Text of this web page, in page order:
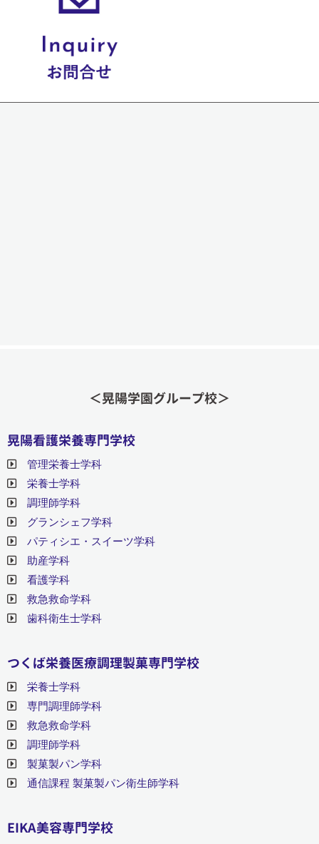
＜晃陽学園グループ校＞
晃陽看護栄養専門学校
管理栄養士学科
栄養士学科
調理師学科
グランシェフ学科
パティシエ・スイーツ学科
助産学科
看護学科
救急救命学科
歯科衛生士学科
つくば栄養医療調理製菓専門学校
栄養士学科
専門調理師学科
救急救命学科
調理師学科
製菓製パン学科
通信課程 製菓製パン衛生師学科
EIKA美容専門学校